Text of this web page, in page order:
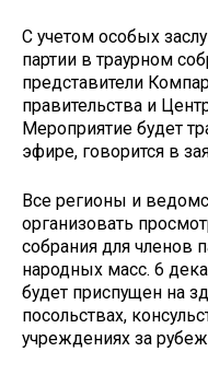
С учетом особых
партии в траурном
представители
правительства и
Мероприятие будет
эфире, говорится в
Все регионы и
организовать
собрания для членов
народных масс. 6
будет приспущен на
посольствах,
учреждениях за